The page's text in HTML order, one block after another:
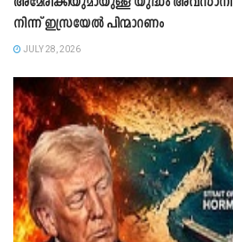
നിന്ന് ഇസ്രയേൽ പിന്മാറണം
JULY 28, 2026